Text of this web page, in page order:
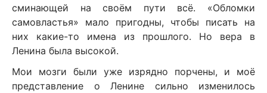
сминающей на своём пути всё. «Обломки
самовластья» мало пригодны, чтобы писать на
них какие-то имена из прошлого. Но вера в
Ленина была высокой.
Мои мозги были уже изрядно порчены, и моё
представление о Ленине сильно изменилось